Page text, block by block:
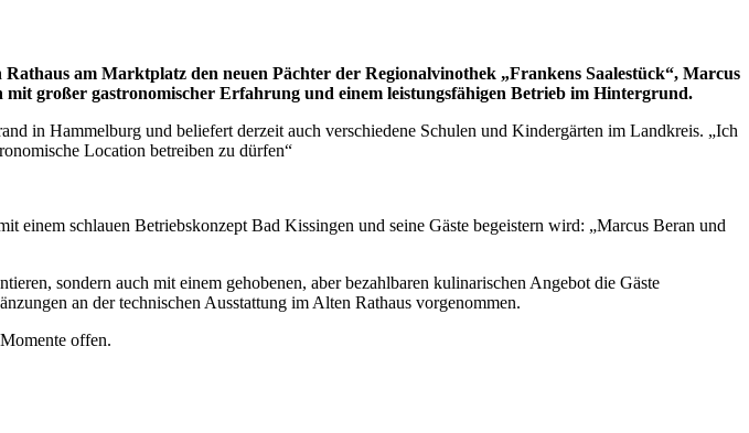
am Marktplatz den neuen Pächter der Regionalvinothek „Frankens Saalestück“, Marcus
großer gastronomischer Erfahrung und einem leistungsfähigen Betrieb im Hintergrund.
in Hammelburg und beliefert derzeit auch verschiedene Schulen und Kindergärten im Landkreis. „Ich
Location betreiben zu dürfen“
schlauen Betriebskonzept Bad Kissingen und seine Gäste begeistern wird: „Marcus Beran und
sondern auch mit einem gehobenen, aber bezahlbaren kulinarischen Angebot die Gäste
an der technischen Ausstattung im Alten Rathaus vorgenommen.
offen.